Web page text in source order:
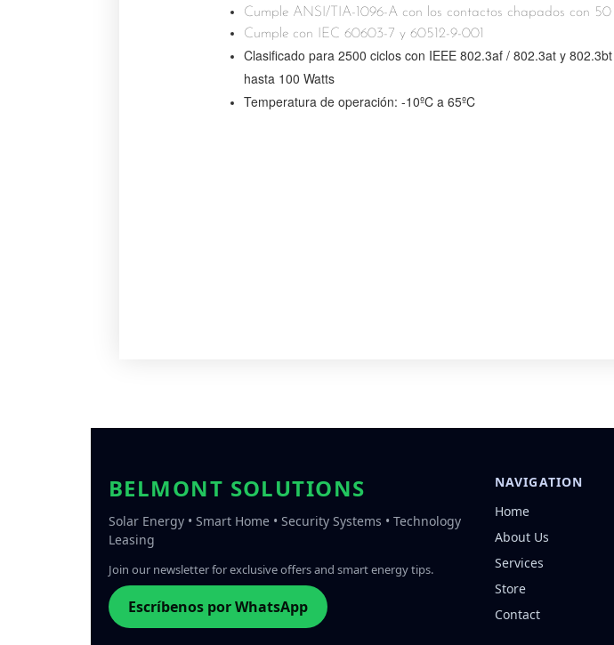
Cumple ANSI/TIA-1096-A con los contactos chapados con
Cumple con IEC 60603-7 y 60512-9-001
Clasificado para 2500 ciclos con IEEE 802.3af / 802.3at y
hasta 100 Watts
Temperatura de operación: -10ºC a 65ºC
BELMONT SOLUTIONS
Solar Energy • Smart Home • Security Systems • Technology
Leasing
Join our newsletter for exclusive offers and smart energy tips.
Escríbenos por WhatsApp
NAVIGATION
Home
About Us
Services
Store
Contact